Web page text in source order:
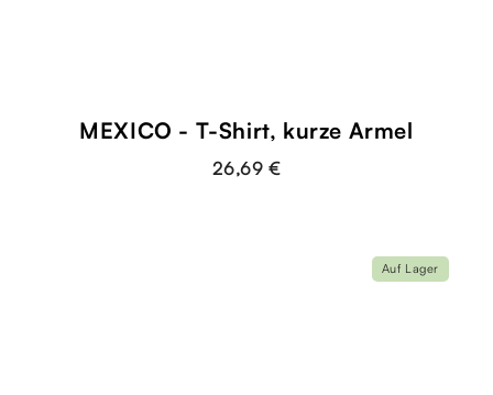
MEXICO - T-Shirt, kurze Ärmel
26,69 €
Auf Lager